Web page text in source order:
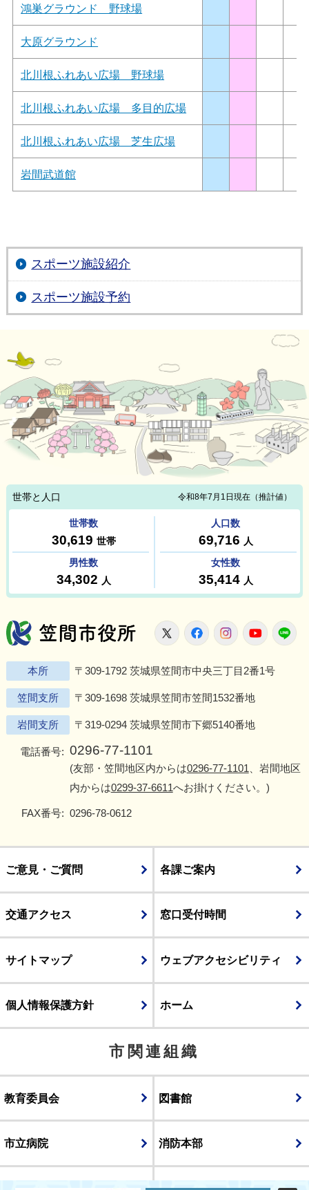
鴻巣グラウンド 野球場
大原グラウンド
北川根ふれあい広場 野球場
北川根ふれあい広場 多目的広場
北川根ふれあい広場 芝生広場
岩間武道館
スポーツ施設紹介
スポーツ施設予約
笠間市役所
X FacebookInstagram
本所 〒309-1792 茨城県笠間市中央三丁目2番1号
笠間支所 〒309-1698 茨城県笠間市笠間1532番地
岩間支所 〒319-0294 茨城県笠間市下郷5140番地
電話番号: 0296-77-1101
(友部・笠間地区内からは0296-77-1101 、岩間地区
内からは0299-37-6611へお掛けください。)
FAX番号: 0296-78-0612
ご意見・ご質問 各課ご案内
交通アクセス 窓口受付時間
サイトマップ ウェブアクセシビリティ
個人情報保護方針 ホーム
市関連組織
教育委員会 図書館
市立病院 消防本部